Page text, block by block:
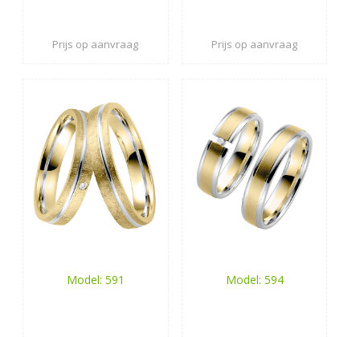
Prijs op aanvraag Prijs op aanvraag
Model: 591 Model: 594